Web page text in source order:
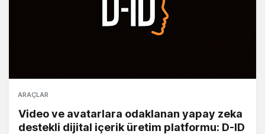
ARAÇLAR
Video ve avatarlara odaklanan yapay zeka
destekli dijital içerik üretim platformu: D-ID